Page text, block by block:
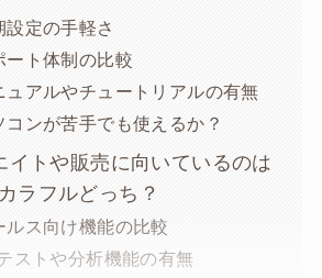
定の手軽さ
ト体制の比較
アルやチュートリアルの有無
ンが苦手でも使えるか？
イトや販売に向いているのは
ラフルどっち？
ス向け機能の比較
ストや分析機能の有無